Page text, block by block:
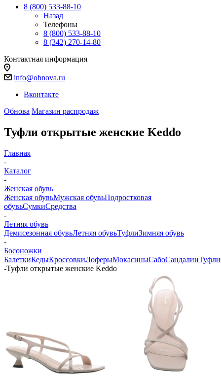
8 (800) 533-88-10
Назад
Телефоны
8 (800) 533-88-10
8 (342) 270-14-80
Контактная информация
info@obnova.ru
Вконтакте
Обнова Магазин распродаж
Туфли открытые женские Keddo
Главная
-
Каталог
-
Женская обувь
Женская обувьМужская обувьПодростковая
обувьСумкиСредства
-
Летняя обувь
Демисезонная обувьЛетняя обувьТуфлиЗимняя обувь
-
Босоножки
БалеткиКедыКроссовкиЛоферыМокасиныСабоСандалииТуфли
-Туфли открытые женские Keddo